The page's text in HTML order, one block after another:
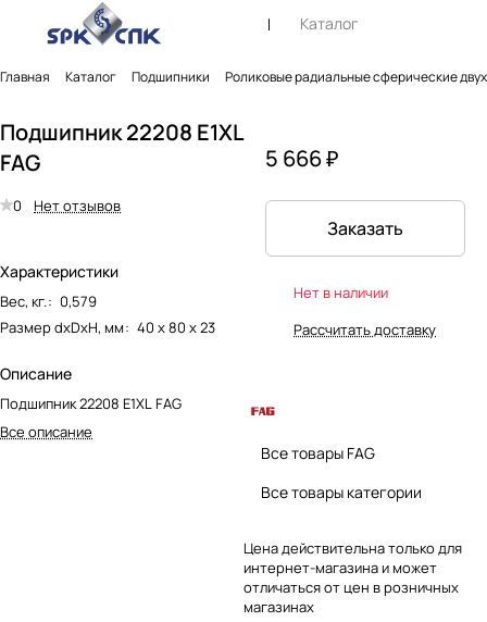
Каталог
Главная Каталог Подшипники Роликовые радиальные сферические
Подшипник 22208 E1XL
FAG
0 Нет отзывов
Характеристики
Вес, кг.: 0,579
Размер dxDxH, мм: 40 х 80 х 23
Описание
Подшипник 22208 E1XL FAG
Все описание
5 666 ₽
Заказать
Нет в наличии
Рассчитать доставку
Все товары FAG
Все товары категории
Цена действительна только для
интернет-магазина и может
отличаться от цен в розничных
магазинах